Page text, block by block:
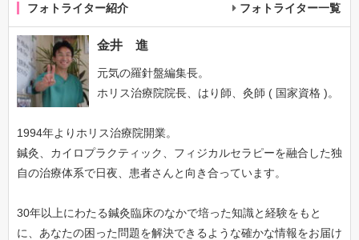
フォトライター紹介 フォトライター一覧
金井 進
元気の羅針盤編集長。
ホリス治療院院長、はり師、灸師 ( 国家資格 )。
1994年よりホリス治療院開業。
鍼灸、カイロプラクティック、フィジカルセラピーを融合した独
自の治療体系で日夜、患者さんと向き合っています。
30年以上にわたる鍼灸臨床のなかで培った知識と経験をもと
に、あなたの困った問題を解決できるような確かな情報をお届け